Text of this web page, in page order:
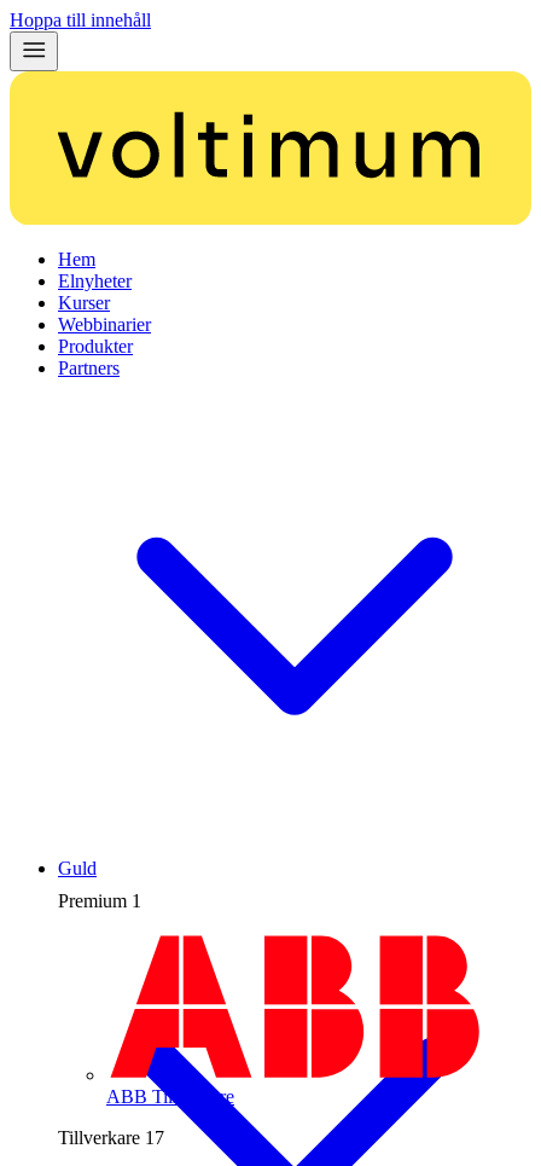
Hoppa till innehåll
Hem
Elnyheter
Kurser
Webbinarier
Produkter
Partners
Premium 1
ABB Tillverkare
Tillverkare 17
Guld